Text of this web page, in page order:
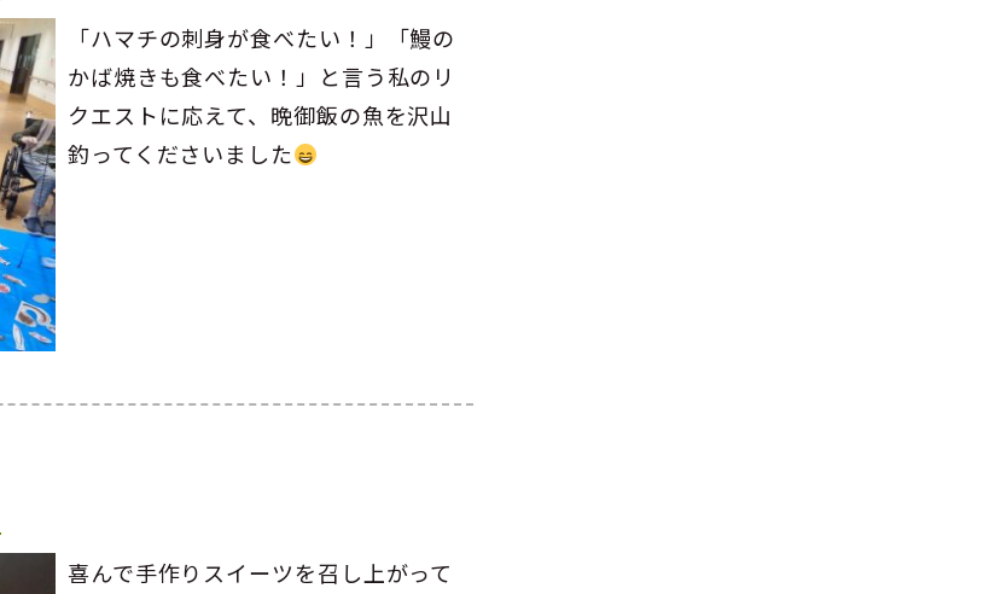
「ハマチの刺身が食べたい！」「鰻の
かば焼きも食べたい！」と言う私のリ
クエストに応えて、晩御飯の魚を沢山
釣ってくださいました
喜んで手作りスイーツを召し上がって